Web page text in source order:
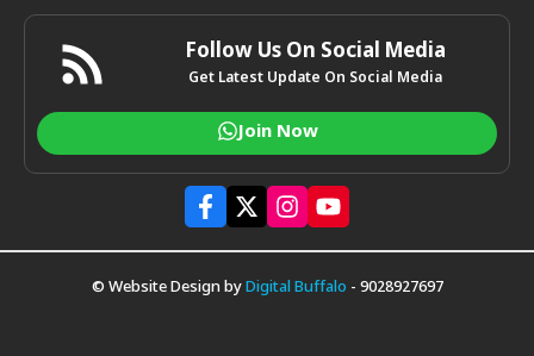
Follow Us On Social Media
Get Latest Update On Social Media
Join Now
© Website Design byDigital Buffalo - 9028927697